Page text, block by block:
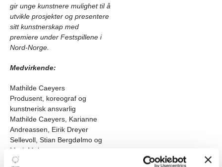
gir unge kunstnere mulighet til å
utvikle prosjekter og presentere
sitt kunstnerskap med
premiere under Festspillene i
Nord-Norge.
Medvirkende:
Mathilde Caeyers
Produsent, koreograf og
kunstnerisk ansvarlig
Mathilde Caeyers, Karianne
Andreassen, Eirik Dreyer
Sellevoll, Stian Bergdølmo og
Marit Meløe
Medskapende dansekunstnere